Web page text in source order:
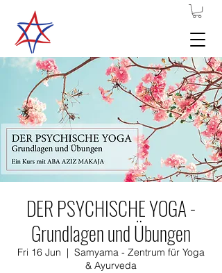
DER PSYCHISCHE YOGA -
Grundlagen und Übungen
Fri 16 Jun
  |
Samyama - Zentrum für Yoga
& Ayurveda